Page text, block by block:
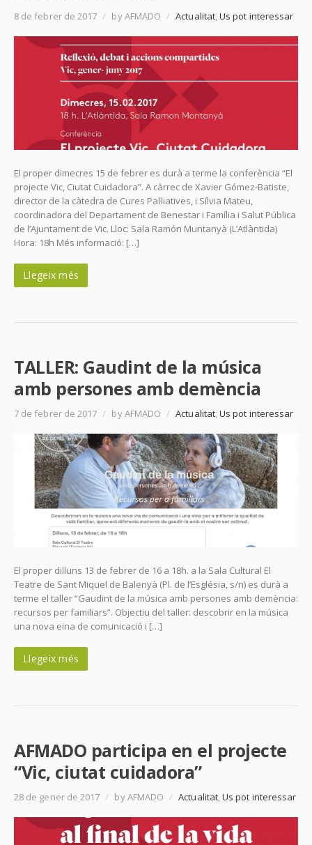
8 de febrer de 2017 / by AFMADO / Actualitat,Us pot interessar
El proper dimecres 15 de febrer es durà a terme la conferència “El
projecte Vic, Ciutat Cuidadora”. A càrrec de Xavier Gómez-Batiste,
director de la càtedra de Cures Pal·liatives, i Sílvia Mateu,
coordinadora del Departament de Benestar i Família i Salut Pública
de l’Ajuntament de Vic. Lloc: Sala Ramón Muntanyà (L’Atlàntida)
Hora: 18h Més informació: […]
Llegeix més
TALLER: Gaudint de la música
amb persones amb demència
7 de febrer de 2017 / by AFMADO / Actualitat,Us pot interessar
El proper dilluns 13 de febrer de 16 a 18h. a la Sala Cultural El
Teatre de Sant Miquel de Balenyà (Pl. de l’Església, s/n) es durà a
terme el taller “Gaudint de la música amb persones amb demència:
recursos per familiars”. Objectiu del taller: descobrir en la música
una nova eina de comunicació i […]
Llegeix més
AFMADO participa en el projecte
“Vic, ciutat cuidadora”
28 de gener de 2017 / by AFMADO / Actualitat,Us pot interessar